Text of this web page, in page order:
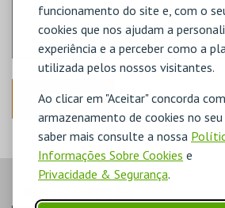
funcionamento do site e, com o
cookies que nos ajudam a
experiência e a perceber como a
utilizada pelos nossos visitantes.
Ao clicar em "Aceitar" concorda
armazenamento de cookies no
saber mais consulte a nossa
Informações Sobre Cookies e
Privacidade & Segurança.
ANTERIOR
PASSO- SESSÃO